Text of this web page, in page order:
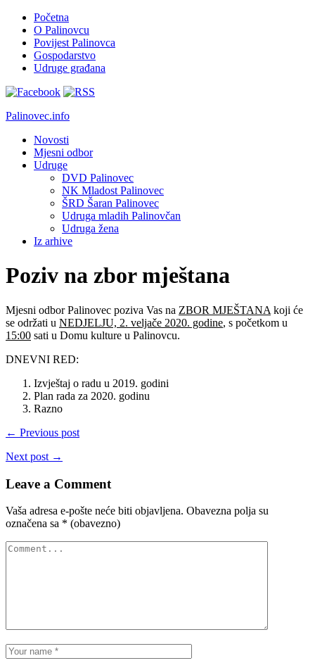
Početna
O Palinovcu
Povijest Palinovca
Gospodarstvo
Udruge građana
Palinovec.info
Novosti
Mjesni odbor
Udruge
DVD Palinovec
NK Mladost Palinovec
ŠRD Šaran Palinovec
Udruga mladih Palinovčan
Udruga žena
Iz arhive
Poziv na zbor mještana
Mjesni odbor Palinovec poziva Vas na ZBOR MJEŠTANA koji će
se održati u NEDJELJU, 2. veljače 2020. godine, s početkom u
15:00 sati u Domu kulture u Palinovcu.
DNEVNI RED:
Izvještaj o radu u 2019. godini
Plan rada za 2020. godinu
Razno
← Previous post
Next post →
Leave a Comment
Vaša adresa e-pošte neće biti objavljena. Obavezna polja su
označena sa * (obavezno)